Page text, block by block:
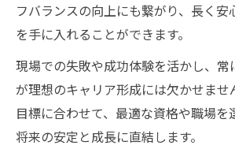
フバランスの向上にも繋がり、長く安
を手に入れることができます。
現場での失敗や成功体験を活かし、常
が理想のキャリア形成には欠かせませ
目標に合わせて、最適な資格や職場を
将来の安定と成長に直結します。